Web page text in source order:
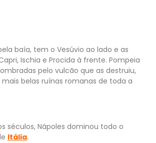
baía, tem o Vesúvio ao lado e as
Ischia e Procida à frente. Pompeia
pelo vulcão que as destruiu,
belas ruínas romanas de toda a
séculos, Nápoles dominou todo o
Itália.